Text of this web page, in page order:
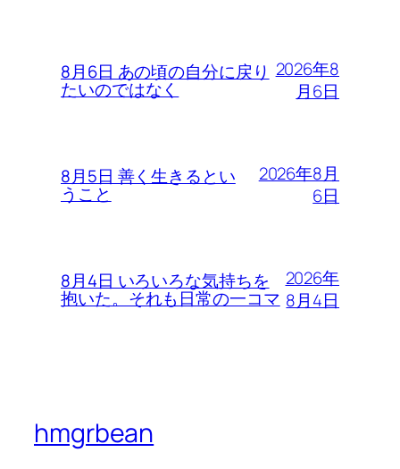
8月6日 あの頃の自分に戻り
たいのではなく
2026年8
月6日
8月5日 善く生きるとい
うこと
2026年8月
6日
8月4日 いろいろな気持ちを
抱いた。それも日常の一コマ
2026年
8月4日
hmgrbean